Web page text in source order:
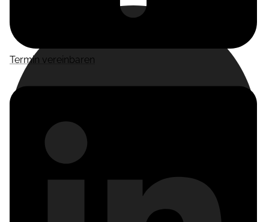
Termin vereinbaren